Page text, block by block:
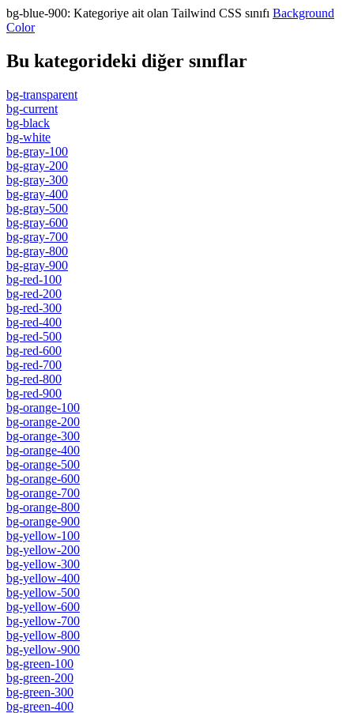
bg-blue-900: Kategoriye ait olan Tailwind CSS sınıfı Background
Color
Bu kategorideki diğer sınıflar
bg-transparent
bg-current
bg-black
bg-white
bg-gray-100
bg-gray-200
bg-gray-300
bg-gray-400
bg-gray-500
bg-gray-600
bg-gray-700
bg-gray-800
bg-gray-900
bg-red-100
bg-red-200
bg-red-300
bg-red-400
bg-red-500
bg-red-600
bg-red-700
bg-red-800
bg-red-900
bg-orange-100
bg-orange-200
bg-orange-300
bg-orange-400
bg-orange-500
bg-orange-600
bg-orange-700
bg-orange-800
bg-orange-900
bg-yellow-100
bg-yellow-200
bg-yellow-300
bg-yellow-400
bg-yellow-500
bg-yellow-600
bg-yellow-700
bg-yellow-800
bg-yellow-900
bg-green-100
bg-green-200
bg-green-300
bg-green-400